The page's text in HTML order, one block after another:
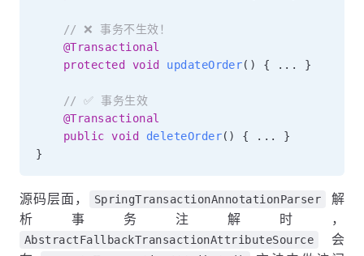
// ❌ 事务不生效！
@Transactional
protected
void updateOrder( ) { . . . }
// ✅ 事务生效
@Transactional
public void deleteOrder( ) { . . .
}
}
源码层面， SpringTransactionAnnotationParser
解
析事务注解时，
AbstractFallbackTransactionAttributeSource
会